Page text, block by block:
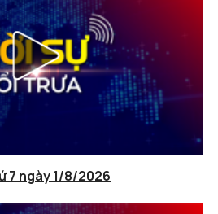
7 ngày 1/8/2026